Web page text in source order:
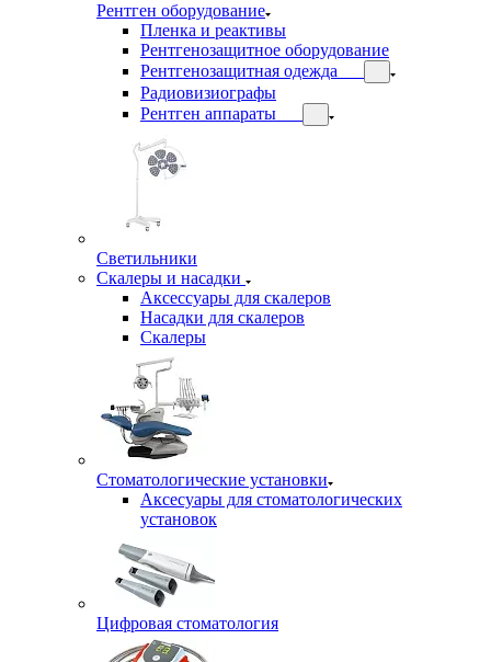
Рентген оборудование
Пленка и реактивы
Рентгенозащитное оборудование
Рентгенозащитная одежда
Радиовизиографы
Рентген аппараты
Светильники
Скалеры и насадки
Аксессуары для скалеров
Насадки для скалеров
Скалеры
Стоматологические установки
Аксесуары для стоматологических
установок
Цифровая стоматология